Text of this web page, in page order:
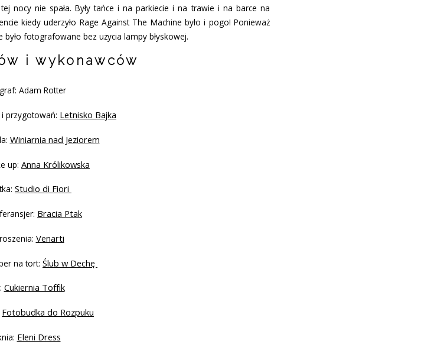
nocy nie spała. Były tańce i na parkiecie i na trawie i na barce na
kiedy uderzyło Rage Against The Machine było i pogo! Ponieważ
było fotografowane bez użycia lampy błyskowej.
i wykonawców
Adam Rotter
przygotowań: Letnisko Bajka
Winiarnia nad Jeziorem
up: Anna Królikowska
Studio di Fiori
Bracia Ptak
Venarti
na tort: Ślub w Dechę
Cukiernia Toffik
Fotobudka do Rozpuku
Eleni Dress